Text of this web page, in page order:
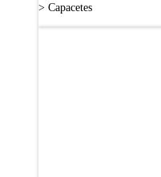
> Capacetes